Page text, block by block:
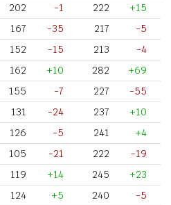
202 -1 222
+15
167 -35 217
-5
152 -15 213
-4
162 +10 282
+69
155 -7 227
-55
131 -24 237
+10
126 -5 241
+4
105 -21 222
-19
119 +14 245
+23
124 +5 240
-5